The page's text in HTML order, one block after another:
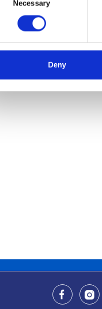
Necessary
Deny